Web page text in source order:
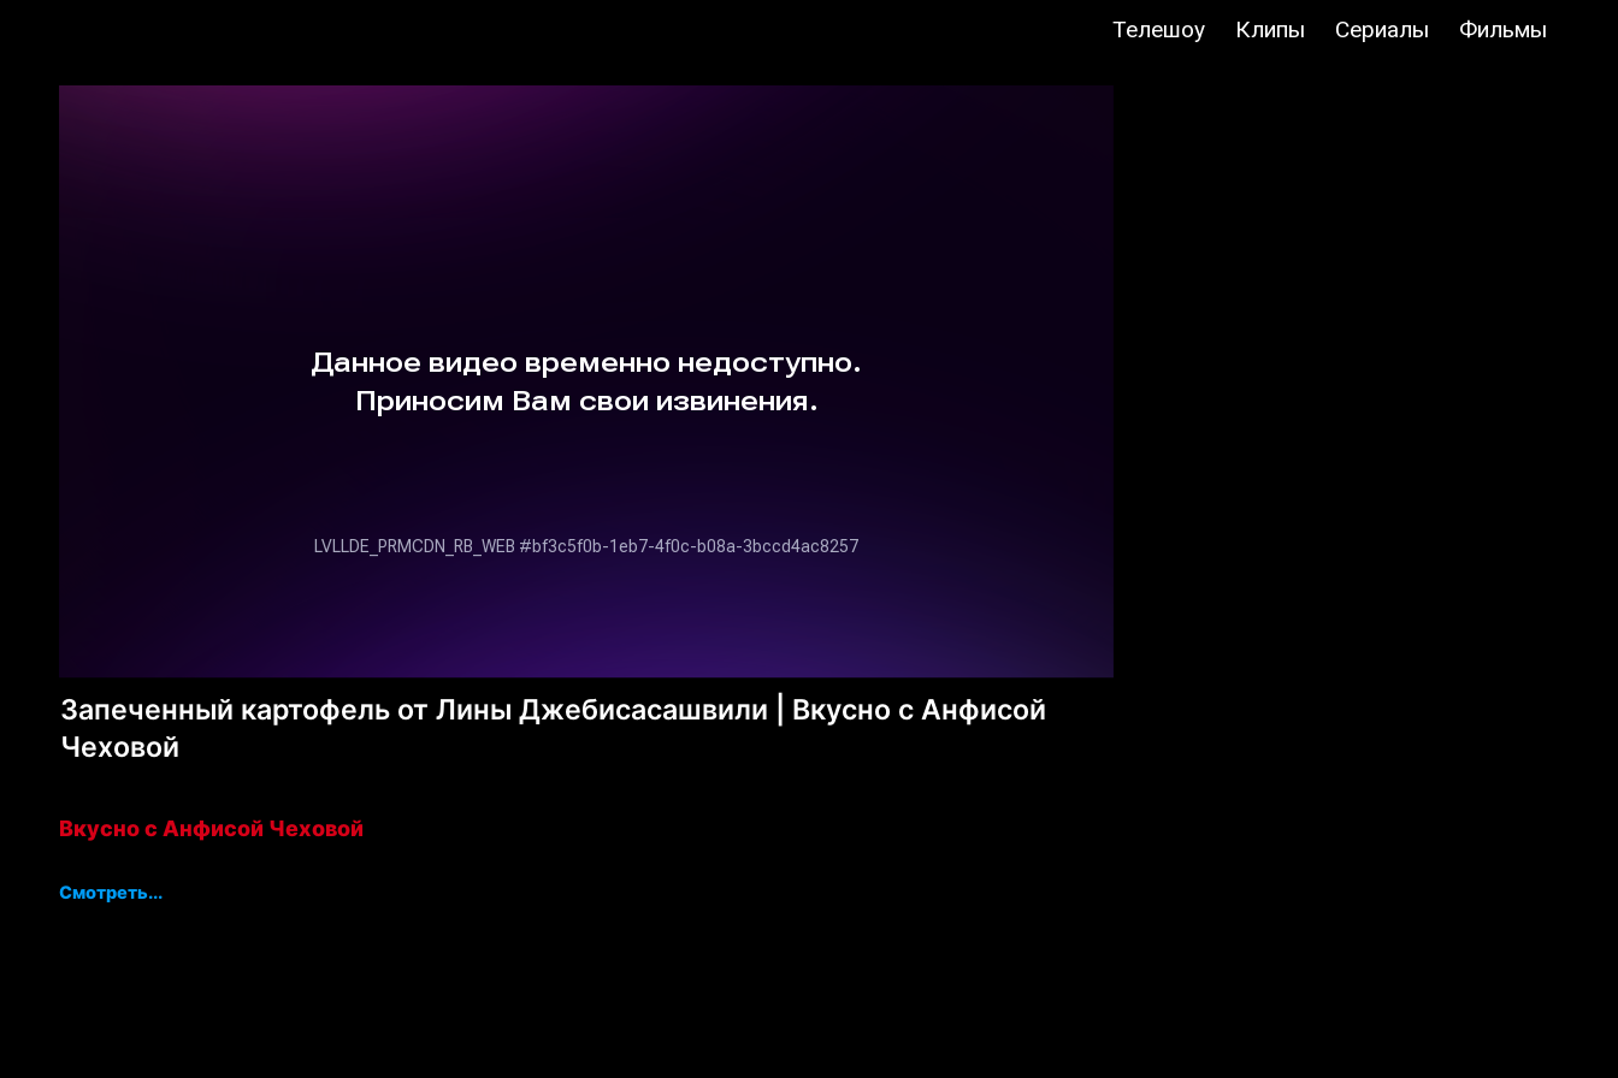
Телешоу Клипы Сериалы Фильмы
Запеченный картофель от Лины Джебисасашвили | Вкусно с Анфисой
Чеховой
Вкусно с Анфисой Чеховой
Смотреть...